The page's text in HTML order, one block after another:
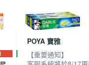
POYA 寶雅
【重要通知】